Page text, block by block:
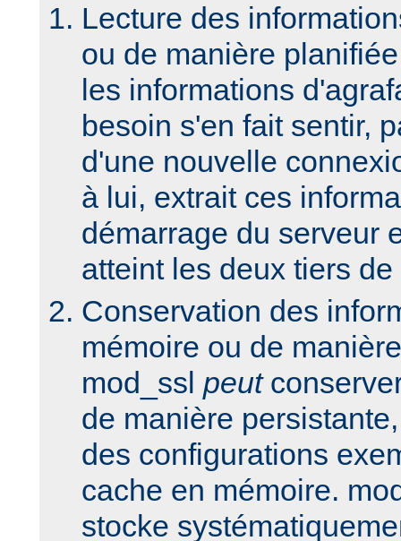
Lecture des
ou de manière
les informations
besoin s'en fait sentir,
d'une nouvelle
à lui, extrait ces
démarrage du serveur
atteint les deux tiers
Conservation des
mémoire ou de
mod_ssl peut
de manière
des configurations
cache en mémoire.
stocke